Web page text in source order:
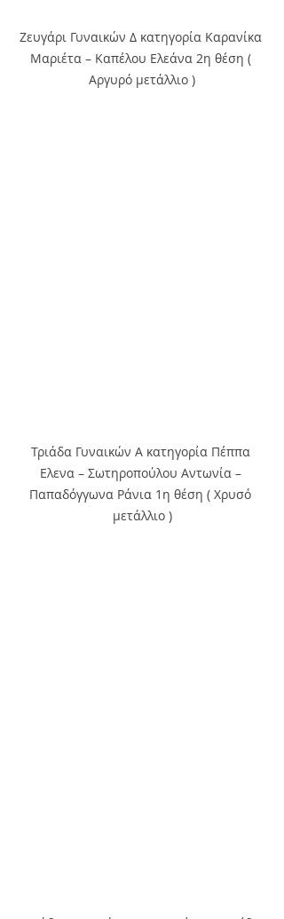
Ζευγάρι Γυναικών Δ κατηγορία Καρανίκα
Μαριέτα – Καπέλου Ελεάνα 2η θέση (
Αργυρό μετάλλιο )
Τριάδα Γυναικών Α κατηγορία Πέππα
Ελενα – Σωτηροπούλου Αντωνία –
Παπαδόγγωνα Ράνια 1η θέση ( Χρυσό
μετάλλιο )